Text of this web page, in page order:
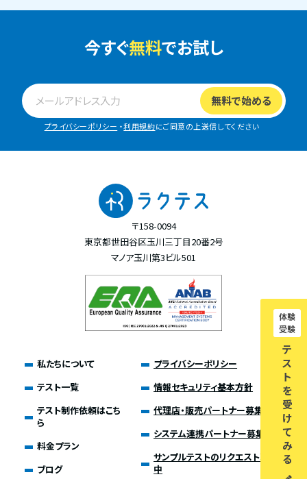
体験
受験
テ
ス
ト
を
受
け
て
み
る
今すぐ無料でお試し
プライバシーポリシー ・利用規約にご同意の上送信してください
〒158-0094
東京都世田谷区玉川三丁目20番2号
マノア玉川第3ビル501
私たちについて
テスト一覧
テスト制作依頼はこち
ら
料金プラン
ブログ
プライバシーポリシー
情報セキュリティ基本方針
代理店・販売パートナー募集
システム連携パートナー募集
サンプルテストのリクエスト募集
中